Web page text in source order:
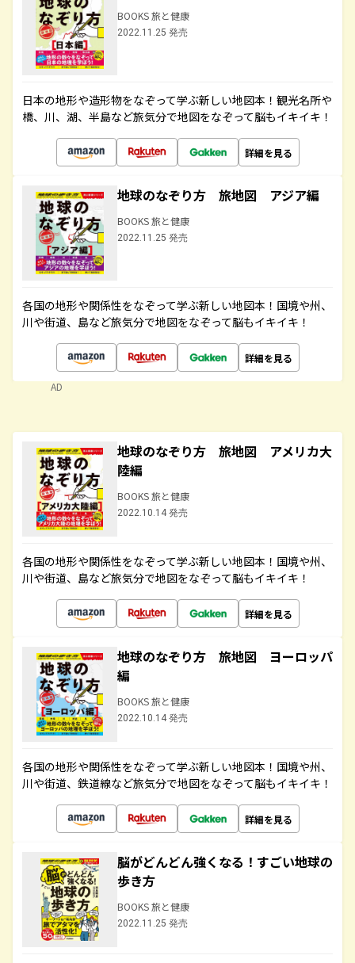
BOOKS 旅と健康
2022.11.25 発売
日本の地形や造形物をなぞって学ぶ新しい地図本！観光名所や
橋、川、湖、半島など旅気分で地図をなぞって脳もイキイキ！
詳細を見る
地球のなぞり方 旅地図 アジア編
BOOKS 旅と健康
2022.11.25 発売
各国の地形や関係性をなぞって学ぶ新しい地図本！国境や州、
川や街道、島など旅気分で地図をなぞって脳もイキイキ！
詳細を見る
AD
地球のなぞり方 旅地図 アメリカ大
陸編
BOOKS 旅と健康
2022.10.14 発売
各国の地形や関係性をなぞって学ぶ新しい地図本！国境や州、
川や街道、島など旅気分で地図をなぞって脳もイキイキ！
詳細を見る
地球のなぞり方 旅地図 ヨーロッパ
編
BOOKS 旅と健康
2022.10.14 発売
各国の地形や関係性をなぞって学ぶ新しい地図本！国境や州、
川や街道、鉄道線など旅気分で地図をなぞって脳もイキイキ！
詳細を見る
脳がどんどん強くなる！すごい地球の
歩き方
BOOKS 旅と健康
2022.11.25 発売